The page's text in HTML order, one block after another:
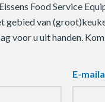
Food Service
gebied van
voor u uit handen.
E-